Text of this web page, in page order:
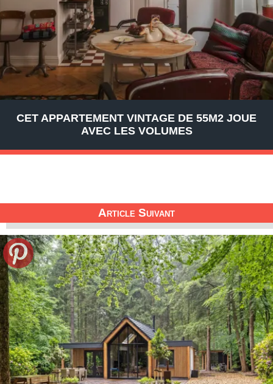
CET APPARTEMENT VINTAGE DE 55M2 JOUE
AVEC LES VOLUMES
Article Suivant